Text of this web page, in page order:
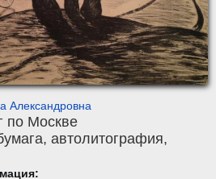
Александровна
по Москве
, автолитография,